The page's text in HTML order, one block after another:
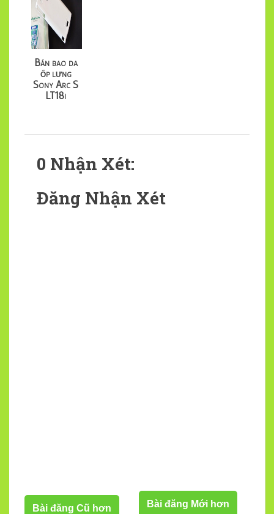
Bán bao da
ốp lưng
Sony Arc S
LT18i
0 Nhận Xét:
Đăng Nhận Xét
Bài đăng Mới hơn
Bài đăng Cũ hơn